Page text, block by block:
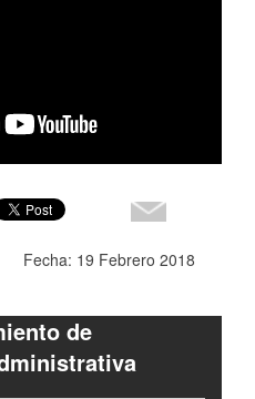
Fecha: 19 Febrero 2018
de